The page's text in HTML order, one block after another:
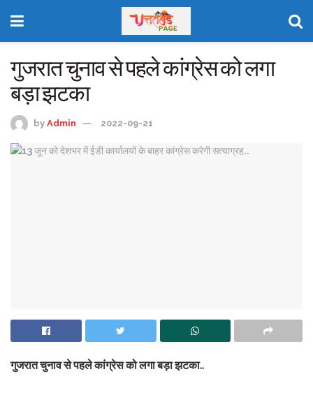
गुजरात चुनाव से पहले कांग्रेस को लगा
बड़ा झटका
by Admin 2022-09-21
गुजरात चुनाव से पहले कांग्रेस को लगा बड़ा झटका..